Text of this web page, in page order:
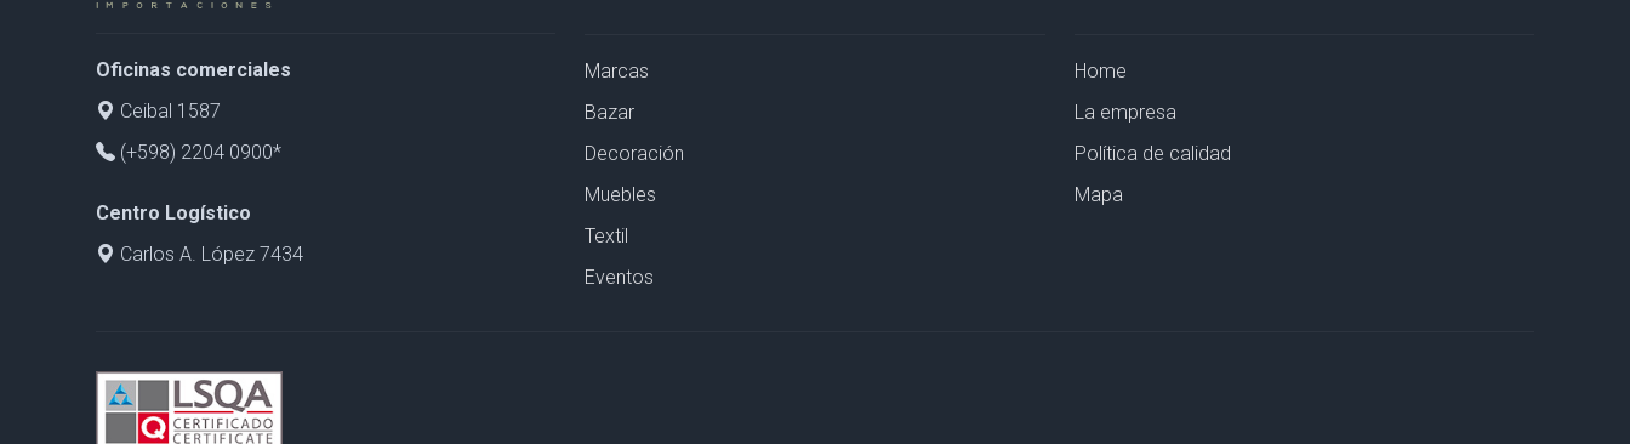
Oficinas comerciales
Ceibal 1587
(+598) 2204 0900*
Centro Logístico
Carlos A. López 7434
Marcas
Bazar
Decoración
Muebles
Textil
Eventos
Home
La empresa
Política de calidad
Mapa